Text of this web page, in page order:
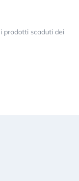
prodotti scaduti dei